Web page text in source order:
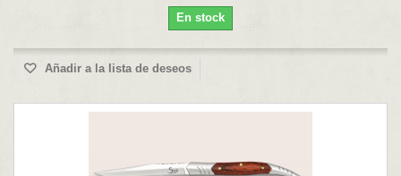
En stock
Añadir a la lista de deseos